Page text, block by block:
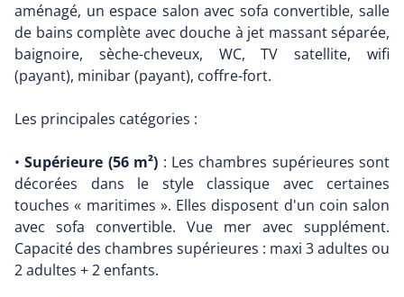
aménagé, un espace salon avec sofa convertible, salle
de bains complète avec douche à jet massant séparée,
baignoire, sèche-cheveux, WC, TV satellite, wifi
(payant), minibar (payant), coffre-fort.
Les principales catégories :
•Supérieure (56 m²) : Les chambres supérieures sont
décorées dans le style classique avec certaines
touches « maritimes ». Elles disposent d'un coin salon
avec sofa convertible. Vue mer avec supplément.
Capacité des chambres supérieures : maxi 3 adultes ou
2 adultes + 2 enfants.